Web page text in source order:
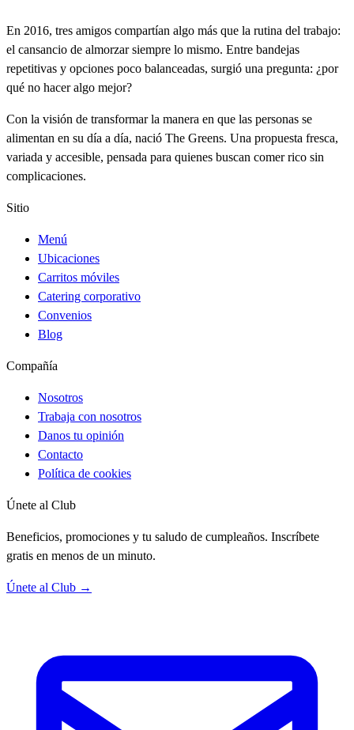
En 2016, tres amigos compartían algo más que la rutina del trabajo:
el cansancio de almorzar siempre lo mismo. Entre bandejas
repetitivas y opciones poco balanceadas, surgió una pregunta: ¿por
qué no hacer algo mejor?
Con la visión de transformar la manera en que las personas se
alimentan en su día a día, nació The Greens. Una propuesta fresca,
variada y accesible, pensada para quienes buscan comer rico sin
complicaciones.
Sitio
Menú
Ubicaciones
Carritos móviles
Catering corporativo
Convenios
Blog
Compañía
Nosotros
Trabaja con nosotros
Danos tu opinión
Contacto
Política de cookies
Únete al Club
Beneficios, promociones y tu saludo de cumpleaños. Inscríbete
gratis en menos de un minuto.
Únete al Club →